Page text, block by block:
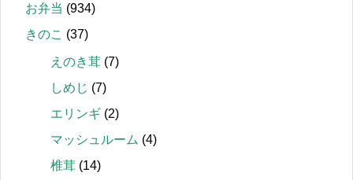
お弁当 (934)
きのこ (37)
えのき茸 (7)
しめじ (7)
エリンギ (2)
マッシュルーム (4)
椎茸 (14)